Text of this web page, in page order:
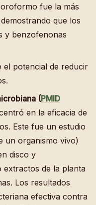
fue la más
que los
y benzofenonas
el potencial de reducir
(PMID
en la eficacia de
Este fue un estudio
un organismo vivo)
disco y
extractos de la planta
Los resultados
efectiva contra